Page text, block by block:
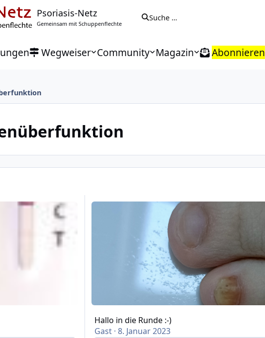
Psoriasis-Netz
Gemeinsam mit Schuppenflechte
Suche …
Wegweiser Community Magazin Abonnieren
Hallo in die Runde :-)
Hallo in die Runde :-)
Gast ·8. Januar 2023